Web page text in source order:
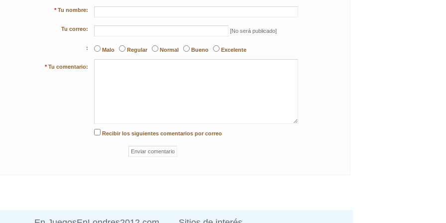
* Tu nombre:
Tu correo: [No será publicado]
: Malo Regular Normal Bueno Excelente
* Tu comentario:
Recibir los siguientes comentarios por correo